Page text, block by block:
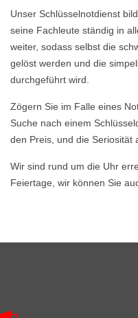
Unser Schlüsselnotdienst
seine Fachleute ständig in
weiter, sodass selbst die
gelöst werden und die
durchgeführt wird.
Zögern Sie im Falle eines
Suche nach einem
den Preis, und die Seriosität
Wir sind rund um die Uhr
Feiertage, wir können Sie